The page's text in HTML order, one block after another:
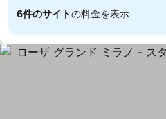
6件のサイトの料金を表示